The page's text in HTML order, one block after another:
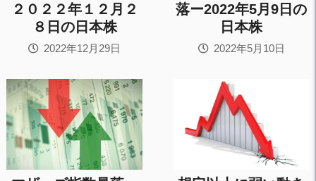
２０２２年１２月２
８日の日本株
2022年12月29日
落ー2022年5月9日の
日本株
2022年5月10日